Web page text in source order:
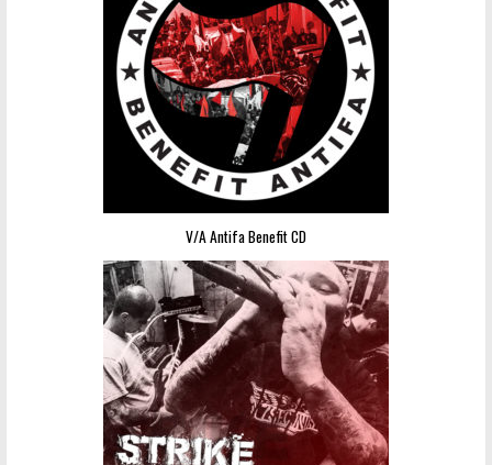
V/A Antifa Benefit CD